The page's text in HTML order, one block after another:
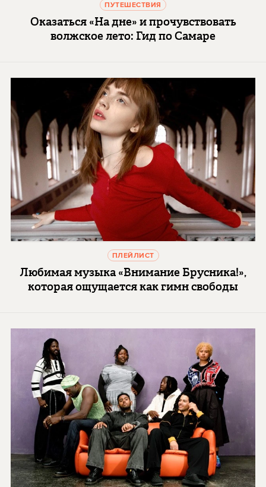
ПУТЕШЕСТВИЯ
Оказаться «На дне» и прочувствовать
волжское лето: Гид по Самаре
ПЛЕЙЛИСТ
Любимая музыка «Внимание Брусника!»,
которая ощущается как гимн свободы